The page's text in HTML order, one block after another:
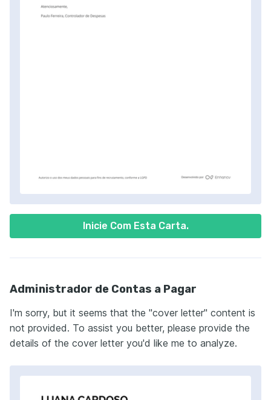
Inicie Com Esta Carta.
Administrador de Contas a Pagar
I'm sorry, but it seems that the "cover letter" content is
not provided. To assist you better, please provide the
details of the cover letter you'd like me to analyze.